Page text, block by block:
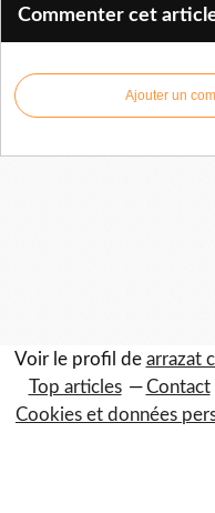
Commenter cet
Ajouter un
Voir le profil de arrazat
Top articles
Contact
Cookies et données